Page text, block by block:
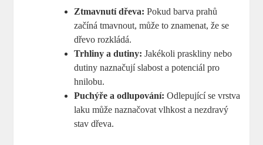
Ztmavnutí dřeva: Pokud barva prahů
začíná tmavnout, může to znamenat, že se
dřevo rozkládá.
Trhliny a dutiny: Jakékoli praskliny nebo
dutiny naznačují slabost a potenciál pro
hnilobu.
Puchýře a odlupování: Odlepující se vrstva
laku může naznačovat vlhkost a nezdravý
stav dřeva.